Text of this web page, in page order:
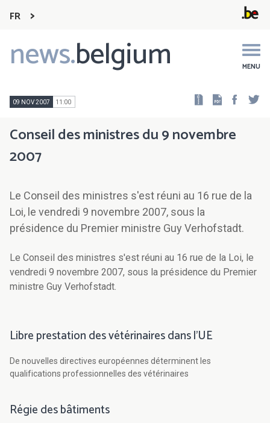
FR
news.belgium MENU
Main
navigation
09 NOV 2007 11:00
Conseil des ministres du 9 novembre
2007
Le Conseil des ministres s'est réuni au 16 rue de la
Loi, le vendredi 9 novembre 2007, sous la
présidence du Premier ministre Guy Verhofstadt.
Le Conseil des ministres s'est réuni au 16 rue de la Loi, le
vendredi 9 novembre 2007, sous la présidence du Premier
ministre Guy Verhofstadt.
Libre prestation des vétérinaires dans l'UE
De nouvelles directives européennes déterminent les
qualifications professionnelles des vétérinaires
Régie des bâtiments